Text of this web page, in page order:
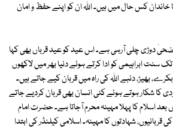
خاندان کس حال میں ہیں۔ اﷲ ان کو اپنے حفظ و امان
دوڑی چلی آرہی ہے۔ اس عید کو عید قرباں بھی کہا
سنت ابراہیمی کو ادا کرتے ہوئے دنیا بھر میں لاکھوں
بھیڑ، دنبے اﷲ کی راہ میں قربان کیے جاتے ہیں۔
شکار ہوتے ہوئے کئی انسان بھی قربان کردیے جاتے
اسلام کا پہلا مہینہ محرم آجاتا ہے۔ حضرت امام
قربانیوں، شہادتوں کا مہینہ۔ اسلامی کیلنڈر کی ابتدا